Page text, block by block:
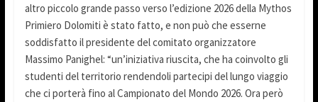
altro piccolo grande passo verso l’edizione 2026 della Mythos
Primiero Dolomiti è stato fatto, e non può che esserne
soddisfatto il presidente del comitato organizzatore
Massimo Panighel: “un’iniziativa riuscita, che ha coinvolto gli
studenti del territorio rendendoli partecipi del lungo viaggio
che ci porterà fino al Campionato del Mondo 2026. Ora però